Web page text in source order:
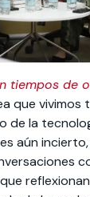
tiempos de
que vivimos
de la
aún